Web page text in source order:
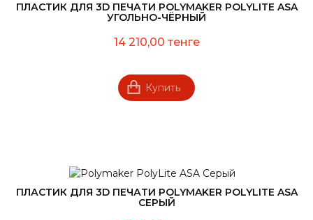
ПЛАСТИК ДЛЯ 3D ПЕЧАТИ POLYMAKER POLYLITE ASA
УГОЛЬНО-ЧЁРНЫЙ
14 210,00 тенге
Купить
ПЛАСТИК ДЛЯ 3D ПЕЧАТИ POLYMAKER POLYLITE ASA
СЕРЫЙ